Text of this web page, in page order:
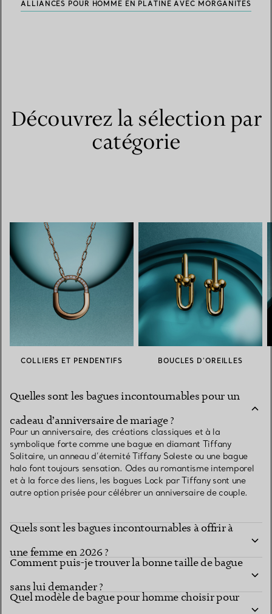
ALLIANCES POUR HOMME EN PLATINE AVEC MORGANITES
Découvrez la sélection par
catégorie
COLLIERS ET PENDENTIFS BOUCLES D’OREILLES
Quelles sont les bagues incontournables pour un
cadeau d’anniversaire de mariage ?
Pour un anniversaire, des créations classiques et à la
symbolique forte comme une bague en diamant Tiffany
Solitaire, un anneau d’éternité Tiffany Soleste ou une bague
halo font toujours sensation. Odes au romantisme intemporel
et à la force des liens, les bagues Lock par Tiffany sont une
autre option prisée pour célébrer un anniversaire de couple.
Quels sont les bagues incontournables à offrir à
une femme en 2026 ?
Comment puis-je trouver la bonne taille de bague
sans lui demander ?
Quel modèle de bague pour homme choisir pour